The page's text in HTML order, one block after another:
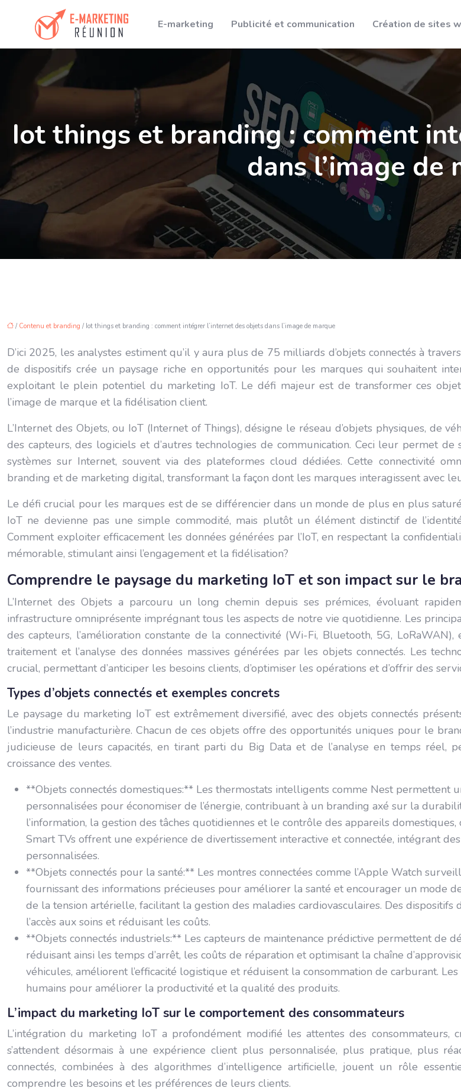
E-marketing Publicité et communication Création de sites
Iot things et branding : comment
dans l’image de
/ Contenu et branding / Iot things et branding : comment intégrer l’internet des objets dans l’image de marque
D’ici 2025, les analystes estiment qu’il y aura plus de 75 milliards d’objets connectés à
de dispositifs crée un paysage riche en opportunités pour les marques qui souhaitent
exploitant le plein potentiel du marketing IoT. Le défi majeur est de transformer ces
l’image de marque et la fidélisation client.
L’Internet des Objets, ou IoT (Internet of Things), désigne le réseau d’objets physiques, de
des capteurs, des logiciels et d’autres technologies de communication. Ceci leur permet de
systèmes sur Internet, souvent via des plateformes cloud dédiées. Cette connectivité
branding et de marketing digital, transformant la façon dont les marques interagissent avec
Le défi crucial pour les marques est de se différencier dans un monde de plus en plus
IoT ne devienne pas une simple commodité, mais plutôt un élément distinctif de
Comment exploiter efficacement les données générées par l’IoT, en respectant la
mémorable, stimulant ainsi l’engagement et la fidélisation?
Comprendre le paysage du marketing IoT et son impact sur le
L’Internet des Objets a parcouru un long chemin depuis ses prémices, évoluant
infrastructure omniprésente imprégnant tous les aspects de notre vie quotidienne. Les
des capteurs, l’amélioration constante de la connectivité (Wi-Fi, Bluetooth, 5G,
traitement et l’analyse des données massives générées par les objets connectés. Les
crucial, permettant d’anticiper les besoins clients, d’optimiser les opérations et d’offrir des
Types d’objets connectés et exemples concrets
Le paysage du marketing IoT est extrêmement diversifié, avec des objets connectés
l’industrie manufacturière. Chacun de ces objets offre des opportunités uniques pour le
judicieuse de leurs capacités, en tirant parti du Big Data et de l’analyse en temps réel,
croissance des ventes.
**Objets connectés domestiques:** Les thermostats intelligents comme Nest
personnalisées pour économiser de l’énergie, contribuant à un branding axé sur la
l’information, la gestion des tâches quotidiennes et le contrôle des appareils
Smart TVs offrent une expérience de divertissement interactive et connectée, intégrant
personnalisées.
**Objets connectés pour la santé:** Les montres connectées comme l’Apple Watch
fournissant des informations précieuses pour améliorer la santé et encourager un mode
de la tension artérielle, facilitant la gestion des maladies cardiovasculaires. Des
l’accès aux soins et réduisant les coûts.
**Objets connectés industriels:** Les capteurs de maintenance prédictive permettent de
réduisant ainsi les temps d’arrêt, les coûts de réparation et optimisant la chaîne
véhicules, améliorent l’efficacité logistique et réduisent la consommation de carburant.
humains pour améliorer la productivité et la qualité des produits.
L’impact du marketing IoT sur le comportement des consommateurs
L’intégration du marketing IoT a profondément modifié les attentes des
s’attendent désormais à une expérience client plus personnalisée, plus pratique, plus
connectés, combinées à des algorithmes d’intelligence artificielle, jouent un rôle
comprendre les besoins et les préférences de leurs clients.